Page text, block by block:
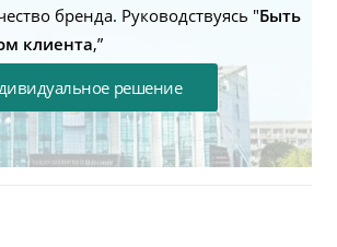
бренда. Руководствуясь "Быть
клиента,”
решение